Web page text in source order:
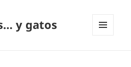
y gatos